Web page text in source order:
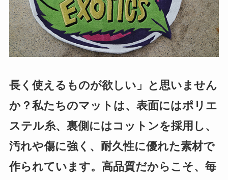
長く使えるものが欲しい」と思いません
か？私たちのマットは、表面にはポリエ
ステル糸、裏側にはコットンを採用し、
汚れや傷に強く、耐久性に優れた素材で
作られています。高品質だからこそ、毎